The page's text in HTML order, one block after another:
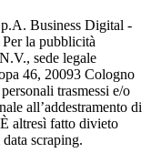
Business Digital -
la pubblicità
sede legale
46, 20093 Cologno
trasmessi e/o
all’addestramento di
altresì fatto divieto
scraping.